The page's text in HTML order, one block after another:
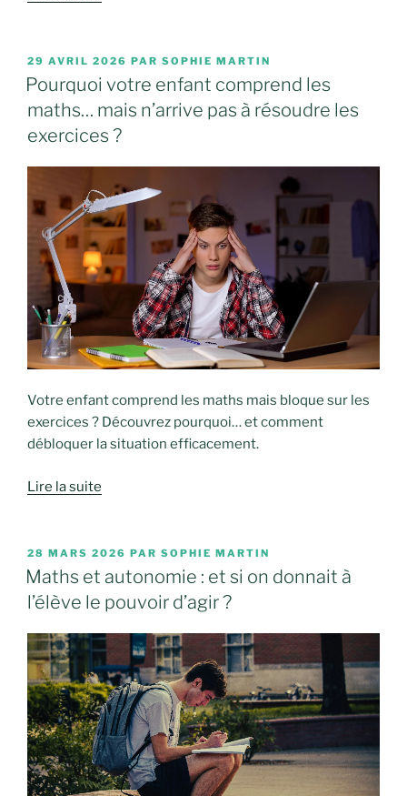
PUBLIÉ
LE
29 AVRIL 2026 PAR SOPHIE MARTIN
Pourquoi votre enfant comprend les
maths… mais n’arrive pas à résoudre les
exercices ?
Votre enfant comprend les maths mais bloque sur les
exercices ? Découvrez pourquoi… et comment
débloquer la situation efficacement.
Lire la suite
PUBLIÉ
LE
28 MARS 2026 PAR SOPHIE MARTIN
Maths et autonomie : et si on donnait à
l’élève le pouvoir d’agir ?